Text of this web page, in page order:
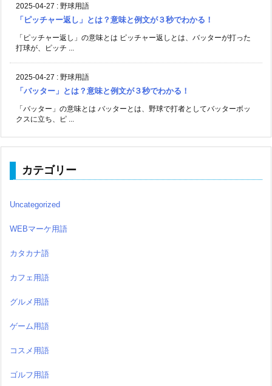
2025-04-27 : 野球用語
「ピッチャー返し」とは？意味と例文が３秒でわかる！
「ピッチャー返し」の意味とは ピッチャー返しとは、バッターが打った
打球が、ピッチ ...
2025-04-27 : 野球用語
「バッター」とは？意味と例文が３秒でわかる！
「バッター」の意味とは バッターとは、野球で打者としてバッターボッ
クスに立ち、ピ ...
カテゴリー
Uncategorized
WEBマーケ用語
カタカナ語
カフェ用語
グルメ用語
ゲーム用語
コスメ用語
ゴルフ用語